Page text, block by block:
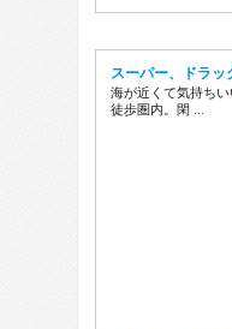
スーパー、ドラ
海が近くて気持ち
徒歩圏内。閑 …